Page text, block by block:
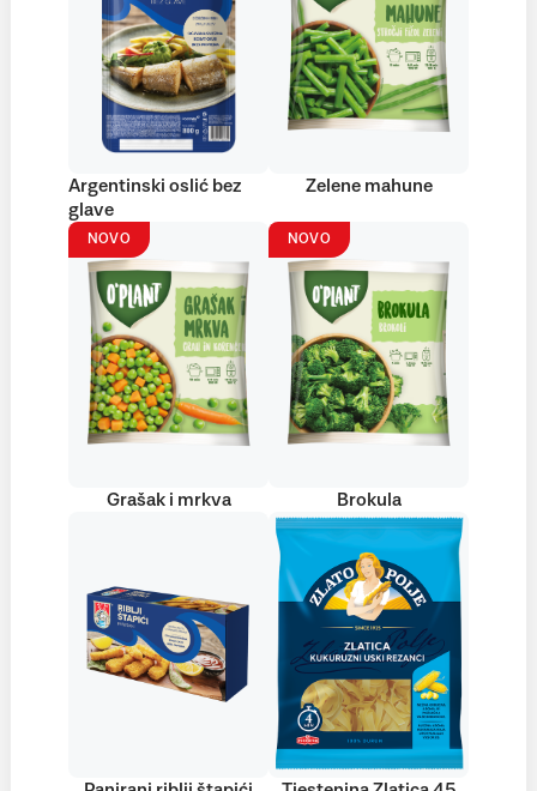
Argentinski oslić bez
glave
Zelene mahune
NOVO
Grašak i mrkva
NOVO
Brokula